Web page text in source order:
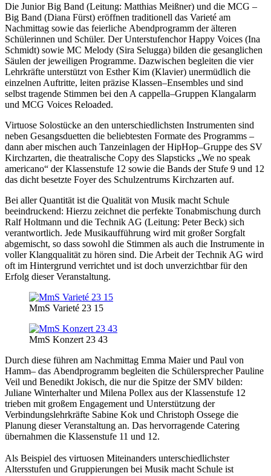
Die Junior Big Band (Leitung: Matthias Meißner) und die MCG –
Big Band (Diana Fürst) eröffnen traditionell das Varieté am
Nachmittag sowie das feierliche Abendprogramm der älteren
Schülerinnen und Schüler. Der Unterstufenchor Happy Voices (Ina
Schmidt) sowie MC Melody (Sira Selugga) bilden die gesanglichen
Säulen der jeweiligen Programme. Dazwischen begleiten die vier
Lehrkräfte unterstützt von Esther Kim (Klavier) unermüdlich die
einzelnen Auftritte, leiten präzise Klassen–Ensembles und sind
selbst tragende Stimmen bei den A cappella–Gruppen Klangalarm
und MCG Voices Reloaded.
Virtuose Solostücke an den unterschiedlichsten Instrumenten sind
neben Gesangsduetten die beliebtesten Formate des Programms –
dann aber mischen auch Tanzeinlagen der HipHop–Gruppe des SV
Kirchzarten, die theatralische Copy des Slapsticks „We no speak
americano“ der Klassenstufe 12 sowie die Bands der Stufe 9 und 12
das dicht besetzte Foyer des Schulzentrums Kirchzarten auf.
Bei aller Quantität ist die Qualität von Musik macht Schule
beeindruckend: Hierzu zeichnet die perfekte Tonabmischung durch
Ralf Holtmann und die Technik AG (Leitung: Peter Beck) sich
verantwortlich. Jede Musikaufführung wird mit großer Sorgfalt
abgemischt, so dass sowohl die Stimmen als auch die Instrumente in
vollerKlangqualität zu hören sind. Die Arbeit der Technik AG wird
oft im Hintergrund verrichtet und ist doch unverzichtbar für den
Erfolg dieser Veranstaltung.
MmS Varieté 23 15
MmS Konzert 23 43
Durch diese führen am Nachmittag Emma Maier und Paul von
Hamm– das Abendprogramm begleiten die Schülersprecher Pauline
Veil und Benedikt Jokisch, die nur die Spitze der SMV bilden:
Juliane Winterhalter und Milena Pollex aus derKlassenstufe 12
trieben mit großem Engagement und Unterstützung der
Verbindungslehrkräfte Sabine Kok und Christoph Ossege die
Planung dieserVeranstaltung an. Das hervorragende Catering
übernahmen die Klassenstufe 11 und 12.
Als Beispiel des virtuosen Miteinanders unterschiedlichster
Altersstufen und Gruppierungen bei Musik macht Schule ist